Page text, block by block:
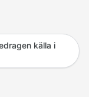
källa i